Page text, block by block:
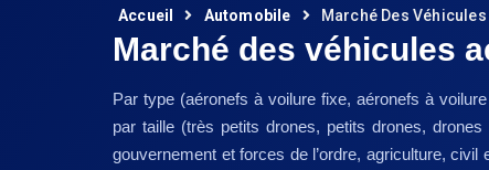
Accueil Automobile Marché Des
Marché des véhicules
Par type (aéronefs à voilure fixe, aéronefs à
par taille (très petits drones, petits drones,
gouvernement et forces de l’ordre, agriculture,